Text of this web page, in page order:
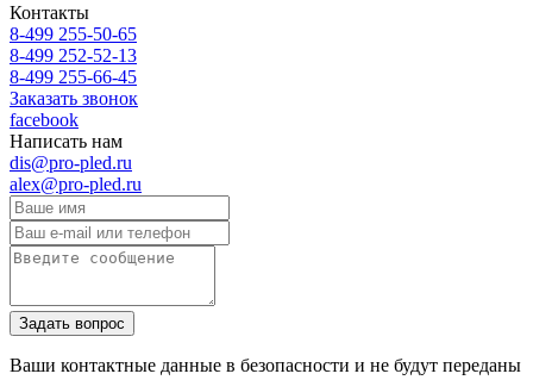
Контакты
8-499 255-50-65
8-499 252-52-13
8-499 255-66-45
Заказать звонок
facebook
Написать нам
dis@pro-pled.ru
alex@pro-pled.ru
Ваши контактные данные в безопасности и не будут переданы